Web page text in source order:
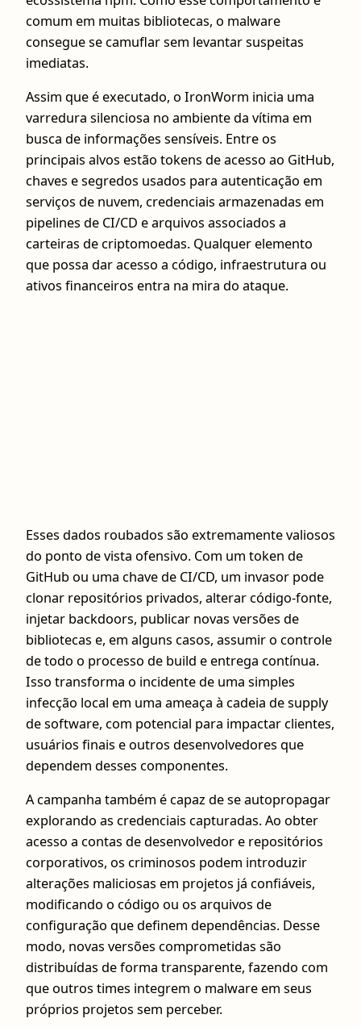
comum em muitas bibliotecas, o malware
consegue se camuflar sem levantar suspeitas
imediatas.
Assim que é executado, o IronWorm inicia uma
varredura silenciosa no ambiente da vítima em
busca de informações sensíveis. Entre os
principais alvos estão tokens de acesso ao GitHub,
chaves e segredos usados para autenticação em
serviços de nuvem, credenciais armazenadas em
pipelines de CI/CD e arquivos associados a
carteiras de criptomoedas. Qualquer elemento
que possa dar acesso a código, infraestrutura ou
ativos financeiros entra na mira do ataque.
Esses dados roubados são extremamente valiosos
do ponto de vista ofensivo. Com um token de
GitHub ou uma chave de CI/CD, um invasor pode
clonar repositórios privados, alterar código-fonte,
injetar backdoors, publicar novas versões de
bibliotecas e, em alguns casos, assumir o controle
de todo o processo de build e entrega contínua.
Isso transforma o incidente de uma simples
infecção local em uma ameaça à cadeia de supply
de software, com potencial para impactar clientes,
usuários finais e outros desenvolvedores que
dependem desses componentes.
A campanha também é capaz de se autopropagar
explorando as credenciais capturadas. Ao obter
acesso a contas de desenvolvedor e repositórios
corporativos, os criminosos podem introduzir
alterações maliciosas em projetos já confiáveis,
modificando o código ou os arquivos de
configuração que definem dependências. Desse
modo, novas versões comprometidas são
distribuídas de forma transparente, fazendo com
que outros times integrem o malware em seus
próprios projetos sem perceber.